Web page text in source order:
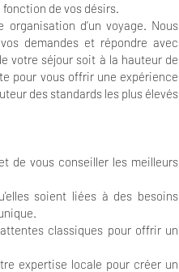
de vos désirs.
d’un voyage. Nous
demandes et répondre avec
votre séjour soit à la hauteur de
pour vous offrir une expérience
des standards les plus élevés
de vous conseiller les meilleurs
soient liées à des besoins
classiques pour offrir un
expertise locale pour créer un